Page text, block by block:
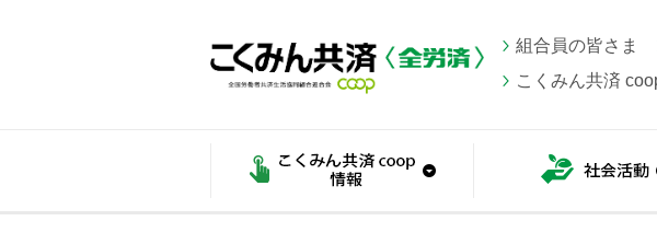
組合員の皆さま
こくみん共済